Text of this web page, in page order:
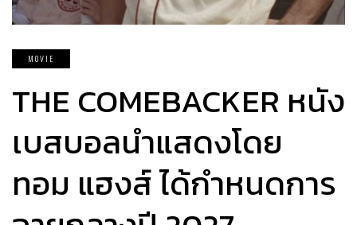
MOVIE
THE COMEBACKER หนัง
เบสบอลนำแสดงโดย
ทอม แฮงส์ ได้กำหนดการ